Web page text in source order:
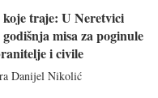
koje traje: U Neretvici
misa za poginule
i civile
Danijel Nikolić